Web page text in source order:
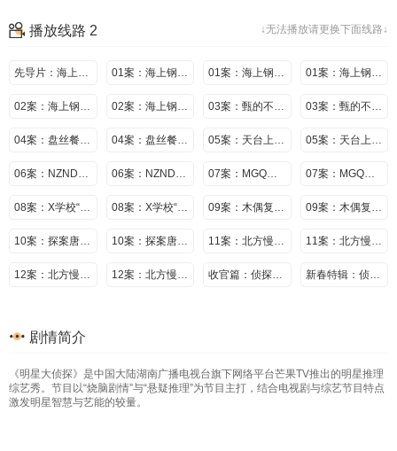
↓无法播放请更换下面线路↓
播放线路 2
先导片：海上归来定格真相 01案：海上钢琴师（上） 01案：海上钢琴师（下） 01案：海上钢琴师（中）
02案：海上钢琴师Ⅱ（上） 02案：海上钢琴师Ⅱ（下） 03案：甄的不行街（上） 03案：甄的不行街（下）
04案：盘丝餐厅（上） 04案：盘丝餐厅（下） 05案：天台上的罪恶（上） 05案：天台上的罪恶（下）
06案：NZND破冰谜案（上） 06案：NZND破冰谜案（下） 07案：MGQ时尚风云（上） 07案：MGQ时尚风云（下）
08案：X学校“杀人”事件（上） 08案：X学校“杀人”事件（下） 09案：木偶复仇记（上） 09案：木偶复仇记（下）
10案：探案唐人街（上） 10案：探案唐人街（下） 11案：北方慢车谜案I（上） 11案：北方慢车谜案I（下）
12案：北方慢车谜案Ⅱ 12案：北方慢车谜案Ⅲ 收官篇：侦探团聚会 新春特辑：侦探团新年愿望大猜想刘昊然脑洞大开惊呆何炅
剧情简介
《明星大侦探》是中国大陆湖南广播电视台旗下网络平台芒果TV推出的明星推理
综艺秀。节目以“烧脑剧情”与“悬疑推理”为节目主打，结合电视剧与综艺节目特点
激发明星智慧与艺能的较量。